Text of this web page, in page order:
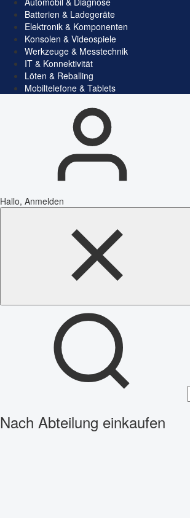
Batterien & Ladegeräte
Elektronik & Komponenten
Konsolen & Videospiele
Werkzeuge & Messtechnik
IT & Konnektivität
Löten & Reballing
Mobiltelefone & Tablets
Hallo, Anmelden
Nach Abteilung einkaufen